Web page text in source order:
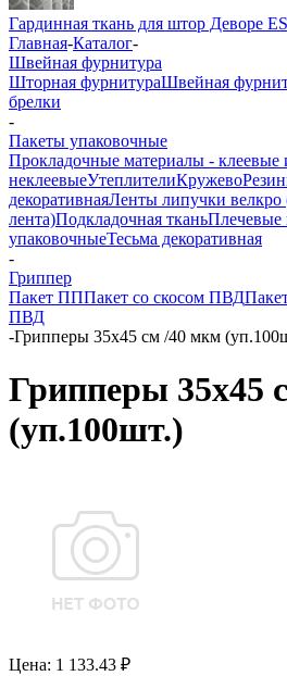
Гардинная ткань для штор Деворе
Главная-Каталог-
Швейная фурнитура
Шторная фурнитураШвейная
брелки
-
Пакеты упаковочные
Прокладочные материалы - клеевые
неклеевыеУтеплителиКружево
декоративнаяЛенты липучки велкро
лента)Подкладочная тканьПлечевые
упаковочныеТесьма декоративная
-
Гриппер
Пакет ПППакет со скосом ПВД
ПВД
-Грипперы 35х45 см /40 мкм
Грипперы 35х45
(уп.100шт.)
Цена: 1 133.43 ₽